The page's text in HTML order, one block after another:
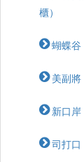
櫃）
蝴蝶⾕
美副將
新口岸
司打口